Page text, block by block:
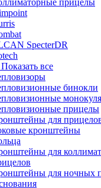
прицелы
SpecterDR
все
бинокли
прицелы
для
кронштейны
для
для ночных